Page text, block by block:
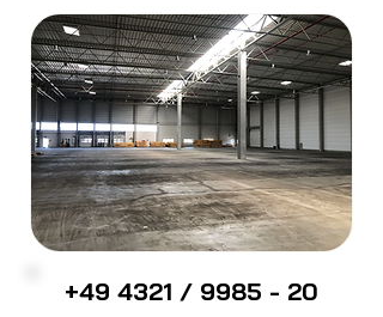
+49 4321 / 9985 - 20